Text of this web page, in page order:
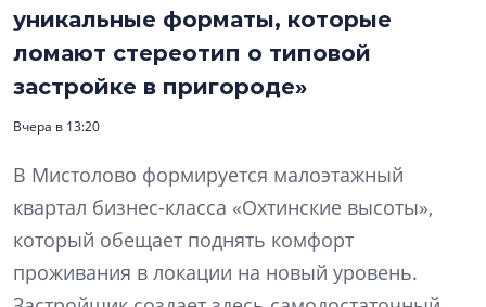
уникальные форматы, которые
ломают стереотип о типовой
застройке в пригороде»
Вчера в 13:20
В Мистолово формируется малоэтажный
квартал бизнес-класса «Охтинские высоты»,
который обещает поднять комфорт
проживания в локации на новый уровень.